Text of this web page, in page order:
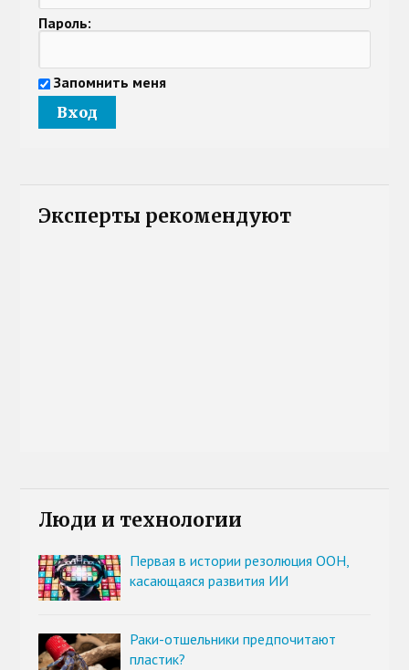
Пароль:
Запомнить меня
Эксперты рекомендуют
Люди и технологии
Первая в истории резолюция ООН,
касающаяся развития ИИ
Раки-отшельники предпочитают
пластик?